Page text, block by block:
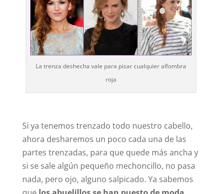
La trenza deshecha vale para pisar cualquier alfombra
roja
Si ya tenemos trenzado todo nuestro cabello,
ahora desharemos un poco cada una de las
partes trenzadas, para que quede más ancha y
si se sale algún pequeño mechoncillo, no pasa
nada, pero ojo, alguno salpicado. Ya sabemos